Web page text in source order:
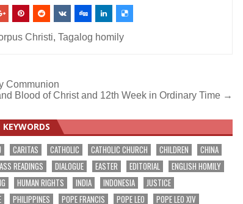
Christi,Tagalog homily
Communion
Blood of Christ and 12th Week in Ordinary Time →
KEYWORDS
CARITAS CATHOLIC CATHOLIC CHURCH CHILDREN
CHINA
READINGS DIALOGUE EASTER EDITORIAL
ENGLISH HOMILY
HUMAN RIGHTS INDIA INDONESIA
JUSTICE
PHILIPPINES POPE FRANCIS POPE LEO
POPE LEO XIV